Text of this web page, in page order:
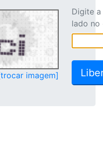
imagem]
Digite
lado no